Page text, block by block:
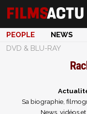
PEOPLE NEWS
DVD & BLU-RAY
Sa biographie,
News, vidéos